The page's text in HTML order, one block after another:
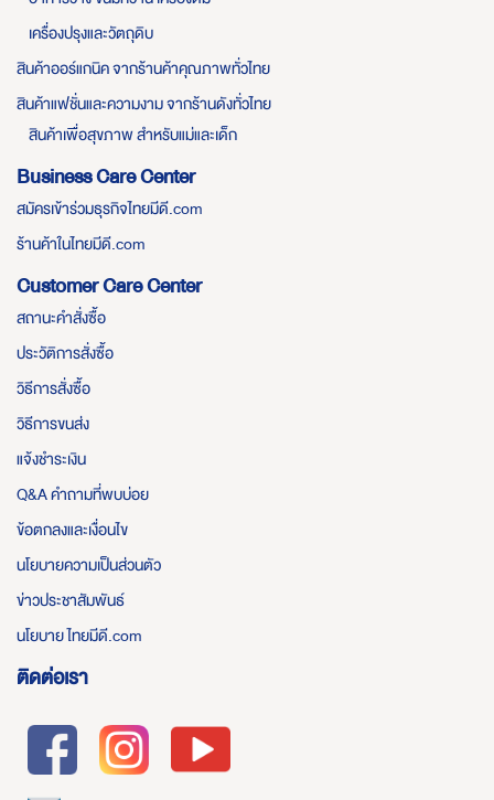
เครื่องปรุงและวัตถุดิบ
สินค้าออร์แกนิค จากร้านค้าคุณภาพทั่วไทย
สินค้าแฟชั่นและความงาม จากร้านดังทั่วไทย
สินค้าเพื่อสุขภาพ สำหรับแม่และเด็ก
Business Care Center
สมัครเข้าร่วมธุรกิจไทยมีดี.com
ร้านค้าในไทยมีดี.com
Customer Care Center
สถานะคำสั่งซื้อ
ประวัติการสั่งซื้อ
วิธีการสั่งซื้อ
วิธีการขนส่ง
แจ้งชำระเงิน
Q&A คำถามที่พบบ่อย
ข้อตกลงและเงื่อนไข
นโยบายความเป็นส่วนตัว
ข่าวประชาสัมพันธ์
นโยบาย ไทยมีดี.com
ติดต่อเรา